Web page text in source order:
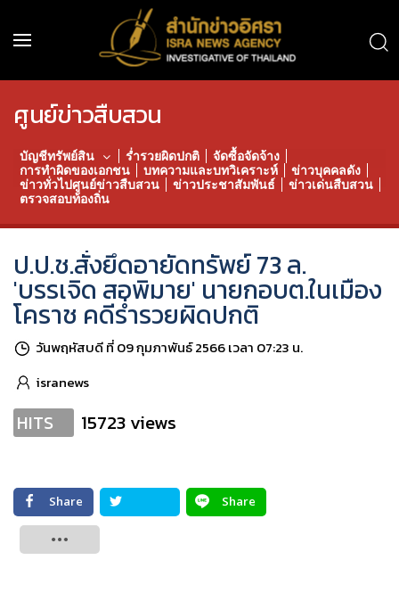
ศูนย์ข่าวสืบสวน
บัญชีทรัพย์สิน ร่ำรวยผิดปกติ
จัดซื้อจัดจ้าง
การทำผิดของเอกชน
บทความและบทวิเคราะห์
ข่าวบุคคลดัง
ข่าวทั่วไปศูนย์ข่าวสืบสวน
ข่าวประชาสัมพันธ์
ข่าวเด่นสืบสวน
ตรวจสอบท้องถิ่น
ป.ป.ช.สั่งยึดอายัดทรัพย์ 73 ล.
'บรรเจิด สอพิมาย' นายกอบต.ในเมือง
โคราช คดีร่ำรวยผิดปกติ
วันพฤหัสบดี ที่ 09 กุมภาพันธ์ 2566 เวลา 07:23 น.
isranews
HITS 15723 views
Share
Share